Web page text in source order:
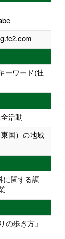
ーワード(社
活動
国）の地域
に関する調
の歩き方』